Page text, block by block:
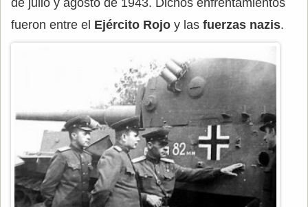
de julio y agosto de 1943. Dichos enfrentamientos
fueron entre el Ejército Rojo y las fuerzas nazis.